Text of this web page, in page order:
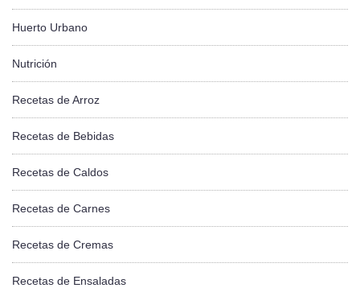
Huerto Urbano
Nutrición
Recetas de Arroz
Recetas de Bebidas
Recetas de Caldos
Recetas de Carnes
Recetas de Cremas
Recetas de Ensaladas